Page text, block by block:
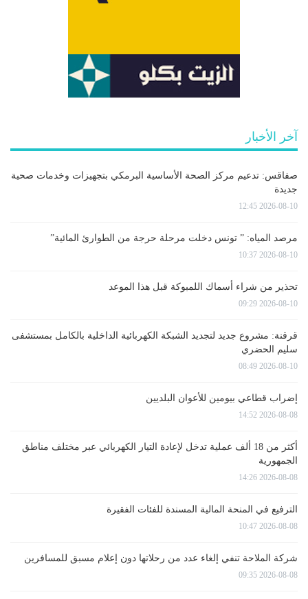
آخر الأخبار
صفاقس: تدعيم مركز الصحة الأساسية البرمكي بتجهيزات وخدمات صحية
جديدة
2026-08-10 12:45
مرصد المياه: ” تونس دخلت مرحلة حرجة من الطوارئ المائية”
2026-08-10 10:37
تحذير من شراء أسماك اللمبوكة قبل هذا الموعد
2026-08-10 09:29
قرقنة: مشروع جديد لتجديد الشبكة الكهربائية الداخلية بالكامل بمستشفى
سليم الحضري
2026-08-10 08:49
إضراب قطاعي بيومين للأعوان البلديين
2026-08-08 14:52
أكثر من 18 ألف عملية تدخل لإعادة التيار الكهربائي عبر مختلف مناطق
الجمهورية
2026-08-08 14:26
الترفيع في المنحة المالية المسندة للفئات الفقيرة
2026-08-08 10:47
شركة الملاحة تنفي إلغاء عدد من رحلاتها دون إعلام مسبق للمسافرين
2026-08-08 09:35